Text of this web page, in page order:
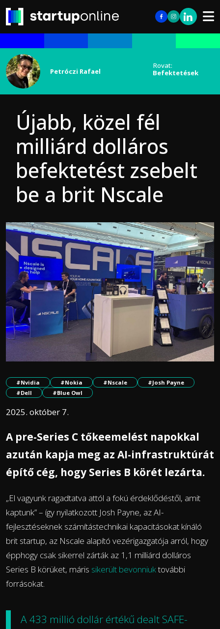
Petróczi Rafael
Rovat:
Befektetések
Újabb, közel fél
milliárd dolláros
befektetést zsebelt
be a brit Nscale
#Nvidia #Nokia #Nscale
#Josh Payne
#Dell
#Blue Owl
2025. október 7.
A pre-Series C tőkeemelést napokkal
azután kapja meg az AI-infrastruktúrát
építő cég, hogy Series B körét lezárta.
„El vagyunk ragadtatva attól a fokú érdeklődéstől, amit
kaptunk” – így nyilatkozott Josh Payne, az AI-
fejlesztéseknek számítástechnikai kapacitásokat kínáló
brit startup, az Nscale alapító vezérigazgatója arról, hogy
épphogy csak sikerrel zárták az 1,1 milliárd dolláros
Series B körüket, máris sikerült bevonniuktovábbi
forrásokat.
A 433 millió dollár értékű dealt SAFE-